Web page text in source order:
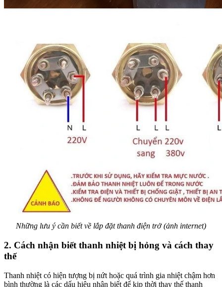
Những lưu ý cần biết về lắp đặt thanh điện trở (ảnh internet)
2. Cách nhận biết thanh nhiệt bị hỏng và cách thay
thế
Thanh nhiệt có hiện tượng bị nứt hoặc quá trình gia nhiệt chậm hơn
bình thường là các dấu hiệu nhận biết để kịp thời thay thế thanh